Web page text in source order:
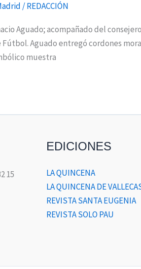
/REDACCIÓN
Aguado; acompañado del
Aguado entregó cordones
muestra
15
EDICIONES
LA QUINCENA
LA QUINCENA DE
REVISTA SANTA EUGENIA
REVISTA SOLO PAU